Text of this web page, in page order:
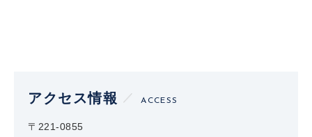
アクセス情報 ACCESS
〒221-0855